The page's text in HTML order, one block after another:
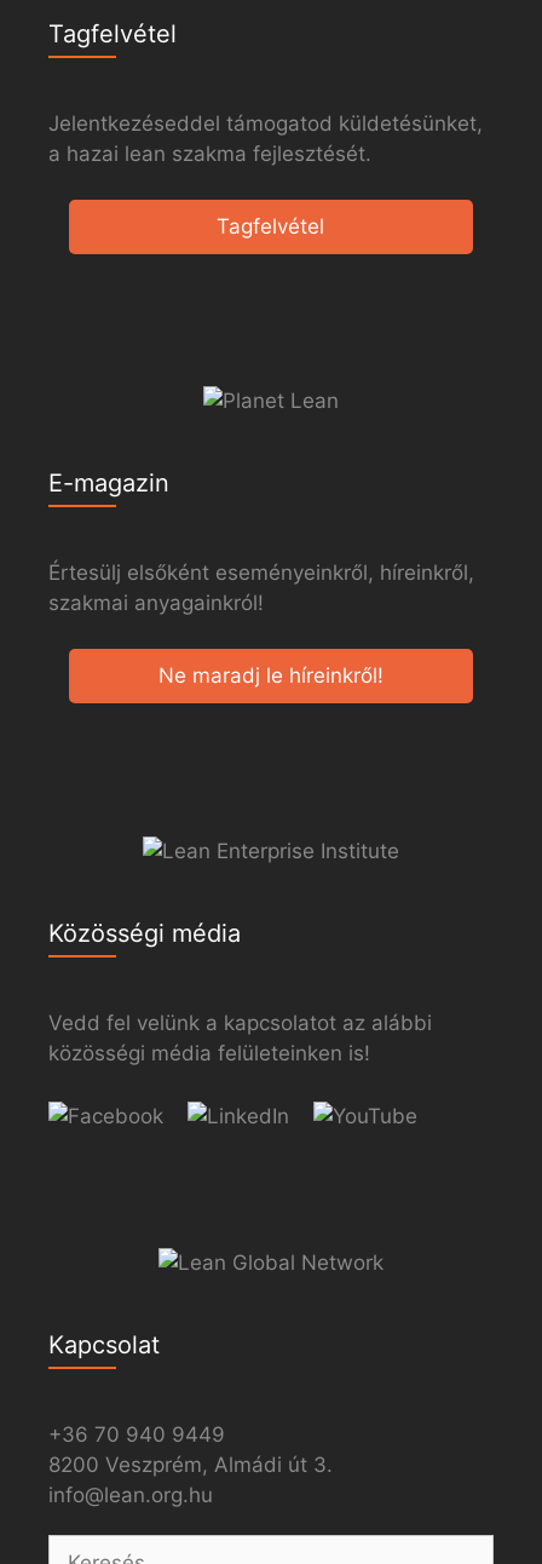
Tagfelvétel
Jelentkezéseddel támogatod küldetésünket,
a hazai lean szakma fejlesztését.
Tagfelvétel
E-magazin
Értesülj elsőként eseményeinkről, híreinkről,
szakmai anyagainkról!
Ne maradj le híreinkről!
Közösségi média
Vedd fel velünk a kapcsolatot az alábbi
közösségi média felületeinken is!
Kapcsolat
+36 70 940 9449
8200 Veszprém, Almádi út 3.
info@lean.org.hu